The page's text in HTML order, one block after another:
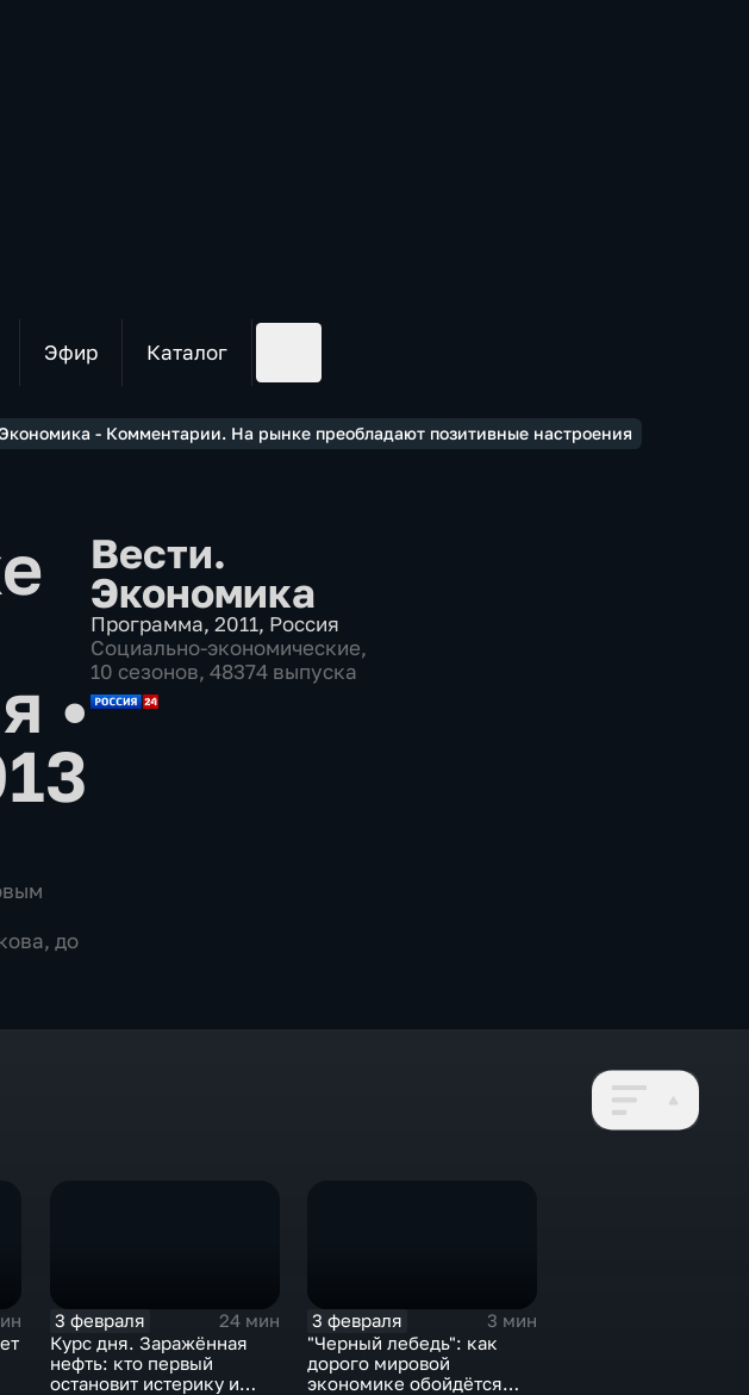
Эфир Каталог
- Комментарии. На рынке преобладают позитивные настроения
•
до
Вести.
Экономика
Программа, 2011, Россия
Социально-экономические,
10 сезонов, 48374 выпуска
3 февраля
24 мин
Курс дня. Заражённая
нефть: кто первый
остановит истерику и
3 февраля
3 мин
"Черный лебедь": как
дорого мировой
экономике обойдётся